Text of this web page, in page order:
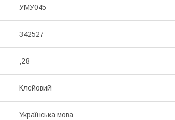
УМУ045
342527
,28
Клейовий
Українська мова